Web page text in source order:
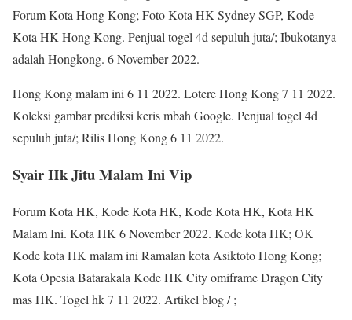
Forum Kota Hong Kong; Foto Kota HK Sydney SGP, Kode
Kota HK Hong Kong. Penjual togel 4d sepuluh juta/; Ibukotanya
adalah Hongkong. 6 November 2022.
Hong Kong malam ini 6 11 2022. Lotere Hong Kong 7 11 2022.
Koleksi gambar prediksi keris mbah Google. Penjual togel 4d
sepuluh juta/; Rilis Hong Kong 6 11 2022.
Syair Hk Jitu Malam Ini Vip
Forum Kota HK, Kode Kota HK, Kode Kota HK, Kota HK
Malam Ini. Kota HK 6 November 2022. Kode kota HK; OK
Kode kota HK malam ini Ramalan kota Asiktoto Hong Kong;
Kota Opesia Batarakala Kode HK City omiframe Dragon City
mas HK. Togel hk 7 11 2022. Artikel blog / ;